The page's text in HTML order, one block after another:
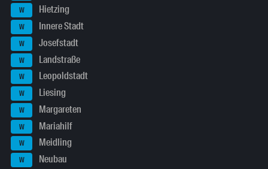
W Hietzing
W Innere Stadt
W Josefstadt
W Landstraße
W Leopoldstadt
W Liesing
W Margareten
W Mariahilf
W Meidling
W Neubau